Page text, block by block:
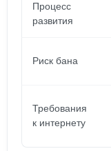
Процесс
развития
Риск бана
Требования
к интернету